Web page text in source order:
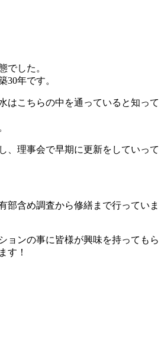
でした。
30年です。
はこちらの中を通っていると知って
、理事会で早期に更新をしていって
部含め調査から修繕まで行っていま
ョンの事に皆様が興味を持ってもら
す！